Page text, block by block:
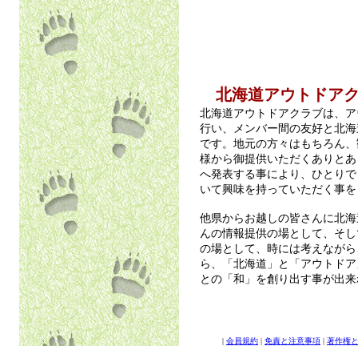
北海道アウトドア
北海道アウトドアクラブは、
行い、メンバー間の友好と北
です。地元の方々はもちろん
様から御提供いただくありと
へ発表する事により、ひとり
いて興味を持っていただく事
他県からお越しの皆さんに北
んの情報提供の場として、そ
の場として、時には考えなが
ら、「北海道」と「アウトド
との「和」を創り出す事が出
| 会員規約 | 免責と注意事項 | 著作権